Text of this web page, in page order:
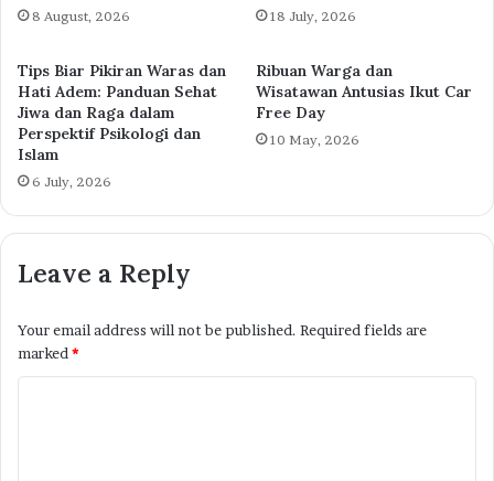
8 August, 2026 18 July, 2026
Tips Biar Pikiran Waras dan
Hati Adem: Panduan Sehat
Jiwa dan Raga dalam
Perspektif Psikologi dan
Islam
6 July, 2026
Ribuan Warga dan
Wisatawan Antusias Ikut Car
Free Day
10 May, 2026
Leave a Reply
Your email address will not be published. Required fields are
marked *